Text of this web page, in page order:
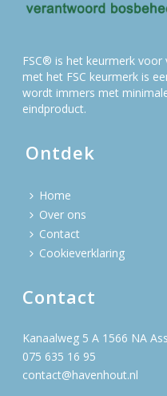
FSC® is het keurmerk
met het FSC keurmerk is
wordt immers met
eindproduct.
Ontdek
Home
Over ons
Contact
Cookieverklaring
Contact
Kanaalweg 5 A 1566 NA
075 635 16 95
contact@havenhout.nl